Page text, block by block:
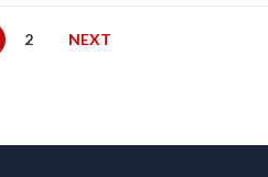
2 NEXT